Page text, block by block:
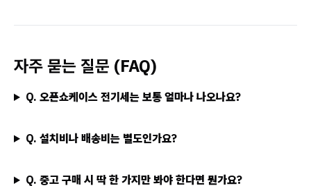
자주 묻는 질문 (FAQ)
Q. 오픈쇼케이스 전기세는 보통 얼마나 나오나요?
Q. 설치비나 배송비는 별도인가요?
Q. 중고 구매 시 딱 한 가지만 봐야 한다면 뭔가요?